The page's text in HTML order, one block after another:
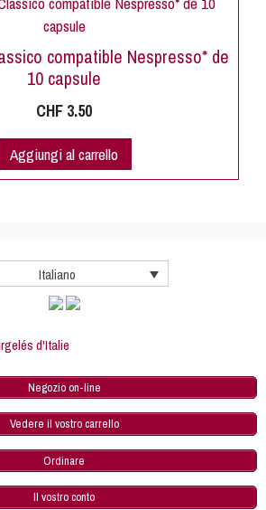
compatible Nespresso* de
10 capsule
CHF 3.50
Aggiungi al carrello
Italiano
Negozio on-line
Vedere il vostro carrello
Ordinare
Il vostro conto